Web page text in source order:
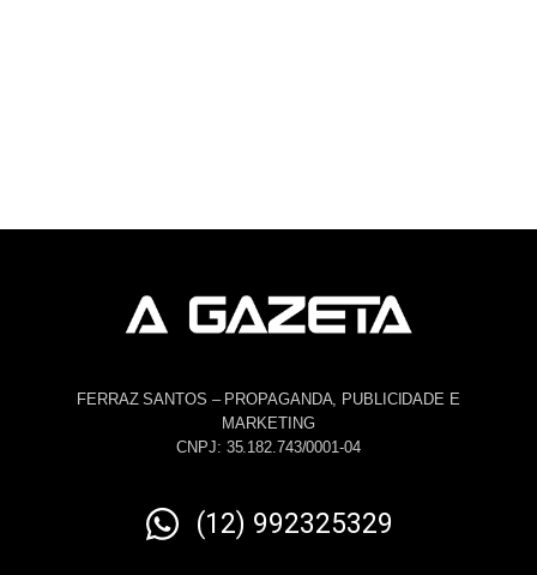
FERRAZ SANTOS – PROPAGANDA, PUBLICIDADE E
MARKETING
CNPJ: 35.182.743/0001-04
(12) 992325329